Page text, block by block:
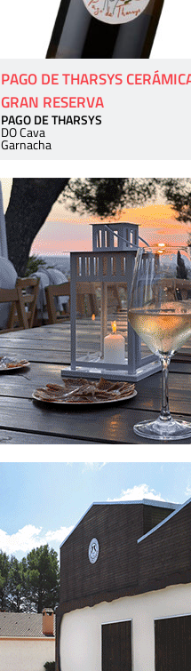
PAGO DE THARSYS
GRAN RESERVA
PAGO DE THARSYS
DO Cava
Garnacha